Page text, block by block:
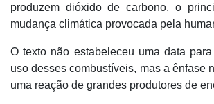
produzem dióxido de carbono, o
mudança climática provocada pela
O texto não estabeleceu uma data
uso desses combustíveis, mas a ênfase
uma reação de grandes produtores de